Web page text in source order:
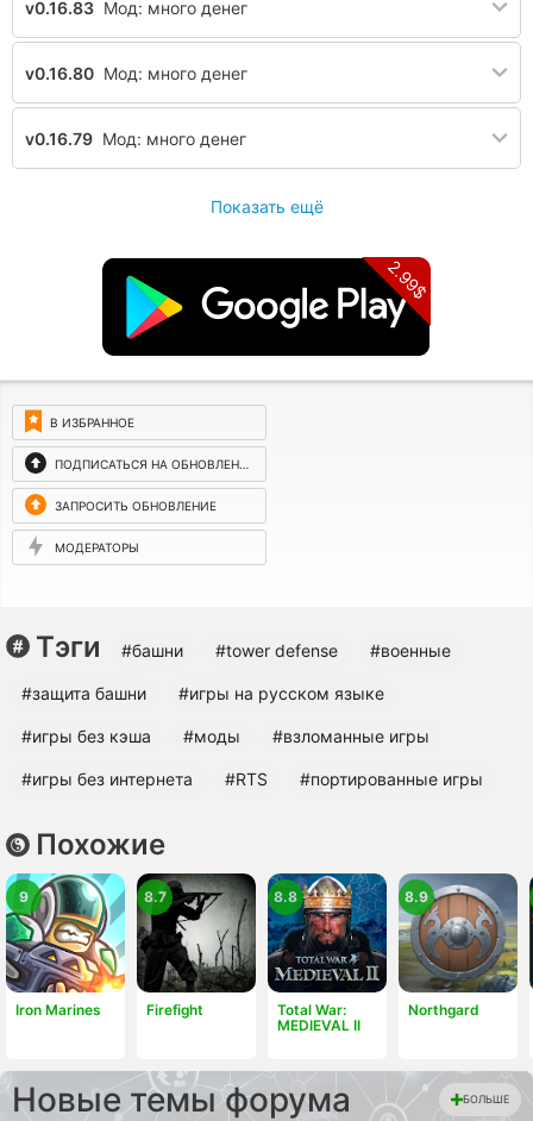
v0.16.83 Мод: много денег
v0.16.80 Мод: много денег
v0.16.79 Мод: много денег
Показать ещё
2.99$
В ИЗБРАННОЕ
ПОДПИСАТЬСЯ НА ОБНОВЛЕНИЯ
ЗАПРОСИТЬ ОБНОВЛЕНИЕ
МОДЕРАТОРЫ
Тэги #башни #tower defense #военные
#защита башни #игры на русском языке
#игры без кэша #моды #взломанные игры
#игры без интернета #RTS #портированные игры
Похожие
Iron Marines
9
Firefight
8.7
Total War:
MEDIEVAL II
8.8
Northgard
8.9
Новые темы форума БОЛЬШЕ